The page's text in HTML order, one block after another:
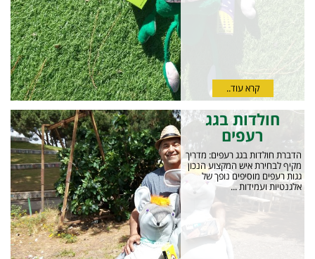
קרא עוד..
חולדות בגג
רעפים
הדברת חולדות בגג רעפים: מדריך
מקיף לבחירת איש המקצוע הנכון
גגות רעפים מוסיפים נופך של
אלגנטיות ועמידות ...